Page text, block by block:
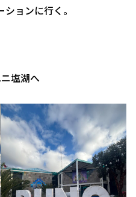
ョンに行く。
塩湖へ